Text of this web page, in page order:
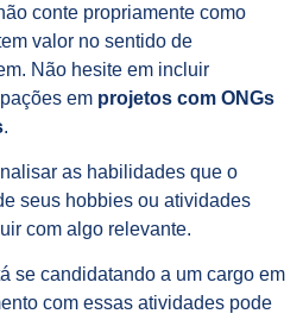
conte propriamente como
valor no sentido de
Não hesite em incluir
em projetos com ONGs
.
as habilidades que o
seus hobbies ou atividades
com algo relevante.
se candidatando a um cargo em
com essas atividades pode